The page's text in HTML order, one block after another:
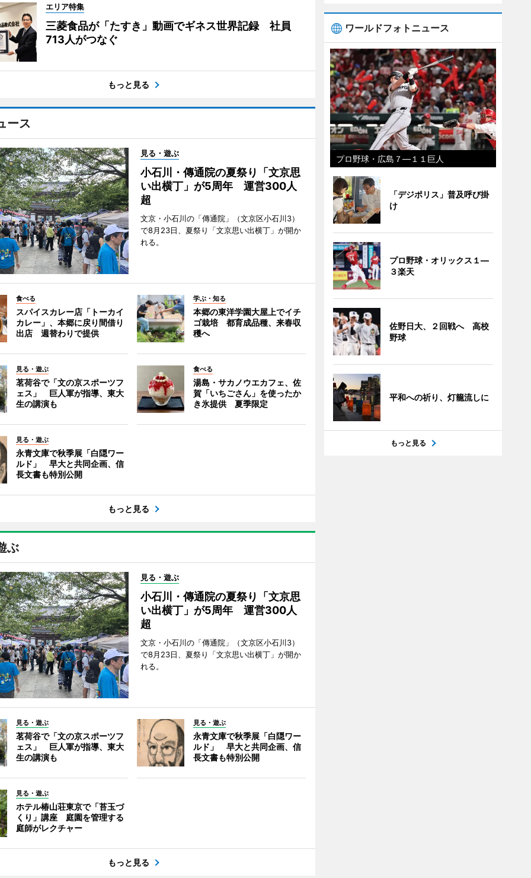
エリア特集
三菱食品が「たすき」動画でギネス世界記録 社員
713人がつなぐ
もっと見る
ース
見る・遊ぶ
小石川・傳通院の夏祭り「文京思
い出横丁」が5周年 運営300人
超
文京・小石川の「傳通院」（文京区小石川3）
で8月23日、夏祭り「文京思い出横丁」が開か
れる。
食べる
スパイスカレー店「トーカイ
カレー」、本郷に戻り間借り
出店 週替わりで提供
学ぶ・知る
本郷の東洋学園大屋上でイチ
ゴ栽培 都育成品種、来春収
穫へ
見る・遊ぶ
茗荷谷で「文の京スポーツフ
ェス」 巨人軍が指導、東大
生の講演も
食べる
湯島・サカノウエカフェ、佐
賀「いちごさん」を使ったか
き氷提供 夏季限定
見る・遊ぶ
永青文庫で秋季展「白隠ワー
ルド」 早大と共同企画、信
長文書も特別公開
もっと見る
ぶ
見る・遊ぶ
小石川・傳通院の夏祭り「文京思
い出横丁」が5周年 運営300人
超
文京・小石川の「傳通院」（文京区小石川3）
で8月23日、夏祭り「文京思い出横丁」が開か
れる。
見る・遊ぶ
茗荷谷で「文の京スポーツフ
ェス」 巨人軍が指導、東大
生の講演も
見る・遊ぶ
永青文庫で秋季展「白隠ワー
ルド」 早大と共同企画、信
長文書も特別公開
見る・遊ぶ
ホテル椿山荘東京で「苔玉づ
くり」講座 庭園を管理する
庭師がレクチャー
もっと見る
ワールドフォトニュース
プロ野球・広島７―１１巨人
「デジポリス」普及呼び掛
け
プロ野球・オリックス１―
３楽天
佐野日大、２回戦へ 高校
野球
平和への祈り、灯籠流しに
もっと見る